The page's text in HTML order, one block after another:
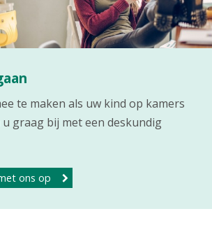
te maken als uw kind op kamers
u graag bij met een deskundig
ons op